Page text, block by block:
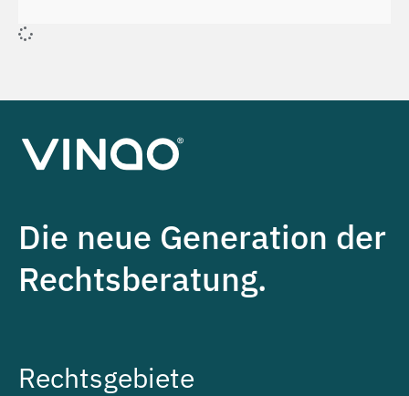
Die neue Generation der
Rechtsberatung.
Rechtsgebiete